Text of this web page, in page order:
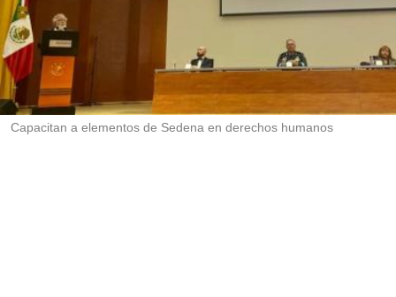
m
p
a
r
t
i
r
Capacitan a elementos de Sedena en derechos humanos